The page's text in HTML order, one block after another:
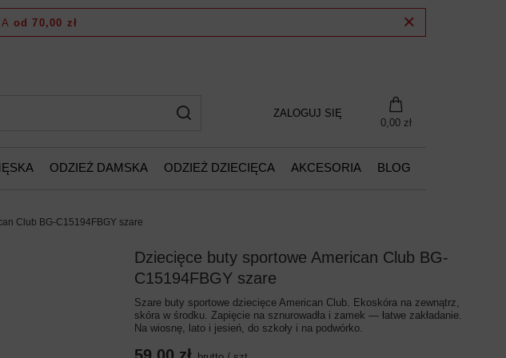
od 70,00 zł
ZALOGUJ SIĘ
0,00 zł
ODZIEŻ DAMSKA ODZIEŻ DZIECIĘCA AKCESORIA BLOG
Club BG-C15194FBGY szare
Dziecięce buty sportowe American Club BG-
C15194FBGY szare
Szare buty sportowe dziecięce American Club. Ekoskóra na zewnątrz,
skóra w środku. Zapięcie na sznurowadła i zamek — łatwe zakładanie.
Na wiosnę, lato i jesień, do szkoły i na podwórko.